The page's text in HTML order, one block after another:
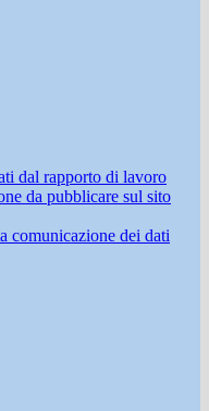
dal rapporto di lavoro
da pubblicare sul sito
comunicazione dei dati